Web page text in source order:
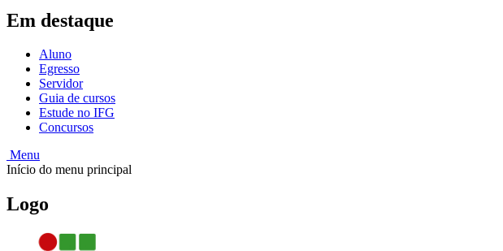
Em destaque
Aluno
Egresso
Servidor
Guia de cursos
Estude no IFG
Concursos
Menu
Início do menu principal
Logo